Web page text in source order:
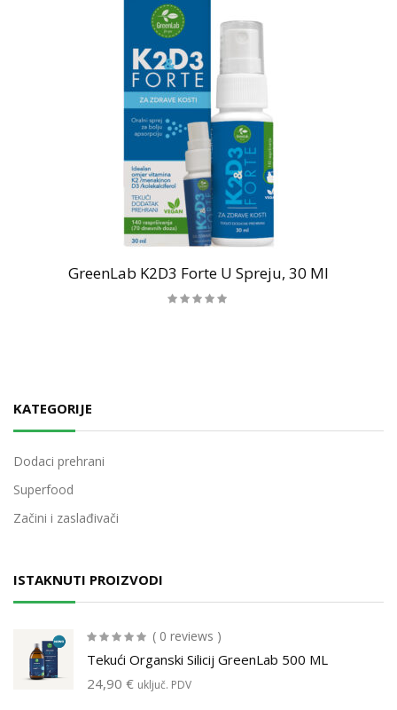
KATEGORIJE
Dodaci prehrani
Superfood
Začini i zaslađivači
ISTAKNUTI PROIZVODI
( 0 reviews )
Tekući Organski Silicij GreenLab 500 ML
24,90 € uključ. PDV
GreenLab K2D3 Forte U Spreju, 30 Ml